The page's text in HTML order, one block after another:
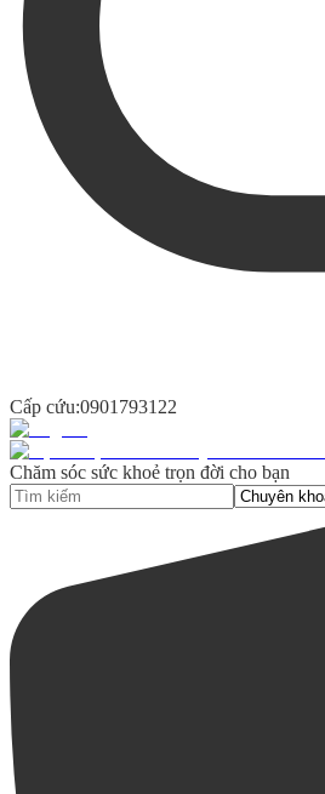
Cấp cứu:0901793122
Chăm sóc sức khoẻ trọn đời cho bạn